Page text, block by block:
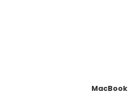
MacBook